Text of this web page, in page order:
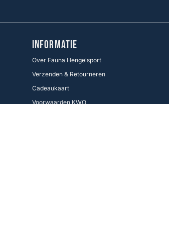
INFORMATIE
Over Fauna Hengelsport
Verzenden & Retourneren
Cadeaukaart
Voorwaarden KWO